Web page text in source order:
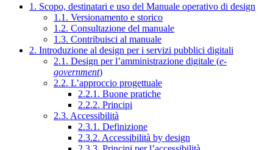
1. Scopo, destinatari e uso del Manuale operativo di design
1.1. Versionamento e storico
1.2. Consultazione del manuale
1.3. Contribuisci al manuale
2. Introduzione al design per i servizi pubblici digitali
2.1. Design per l’amministrazione digitale (e-
government)
2.2. L’approccio progettuale
2.2.1. Buone pratiche
2.2.2. Principi
2.3. Accessibilità
2.3.1. Definizione
2.3.2. Accessibilità by design